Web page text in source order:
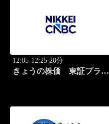
12:05-12:25 20分
きょうの株価 東証プライ